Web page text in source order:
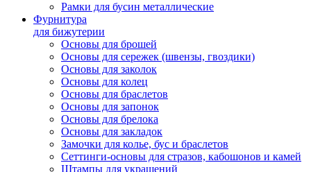
Рамки для бусин металлические
Фурнитура
для бижутерии
Основы для брошей
Основы для сережек (швензы, гвоздики)
Основы для заколок
Основы для колец
Основы для браслетов
Основы для запонок
Основы для брелока
Основы для закладок
Замочки для колье, бус и браслетов
Сеттинги-основы для стразов, кабошонов и камей
Штампы для украшений